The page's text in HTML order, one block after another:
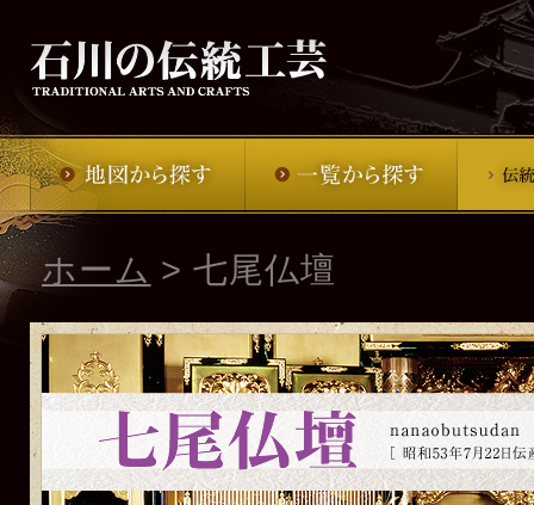
ホーム > 七尾仏壇